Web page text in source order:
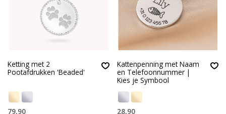
Ketting met 2
Pootafdrukken 'Beaded'
79,90
Kattenpenning met Naam
en Telefoonnummer |
Kies je Symbool
28,90